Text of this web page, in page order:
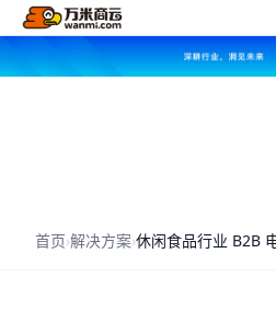
首页›解决方案›休闲食品行业 B2B